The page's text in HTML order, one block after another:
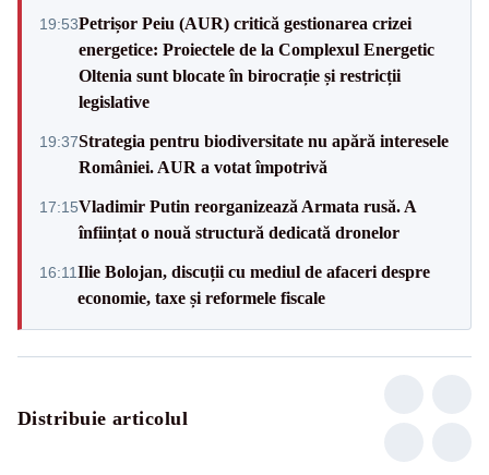
19:53Petrișor Peiu (AUR) critică gestionarea crizei
energetice: Proiectele de la Complexul Energetic
Oltenia sunt blocate în birocrație și restricții
legislative
19:37Strategia pentru biodiversitate nu apără interesele
României. AUR a votat împotrivă
17:15Vladimir Putin reorganizează Armata rusă. A
înființat o nouă structură dedicată dronelor
16:11Ilie Bolojan, discuții cu mediul de afaceri despre
economie, taxe și reformele fiscale
Distribuie articolul